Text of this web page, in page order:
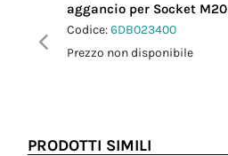
aggancio per Socket M20
Codice:6DB023400
Prezzo non disponibile
PRODOTTI SIMILI